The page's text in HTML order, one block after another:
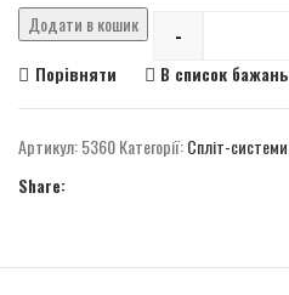
-
Додати в кошик
Порівняти
В список бажань
Артикул:5360Категорії:Спліт-системи
Share: